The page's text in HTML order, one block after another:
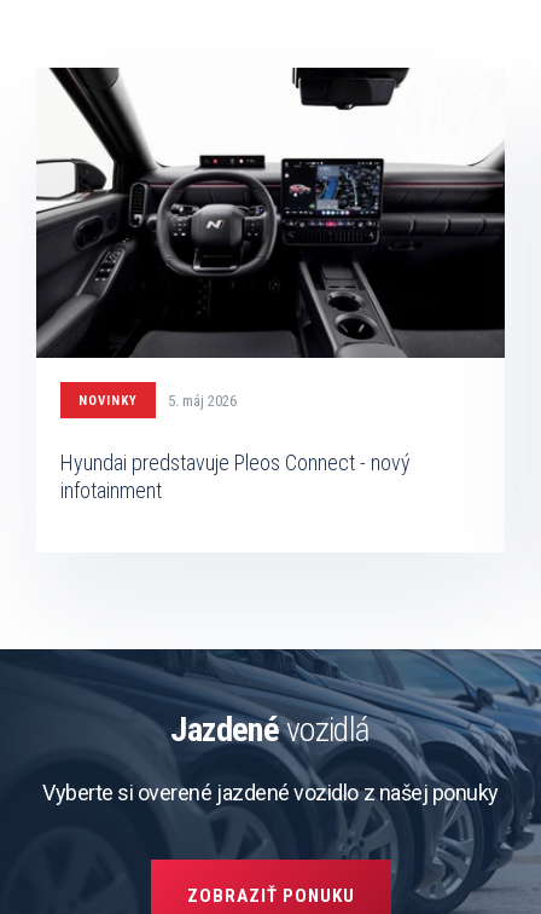
NOVINKY 5. máj 2026
Hyundai predstavuje Pleos Connect - nový
infotainment
Jazdenévozidlá
Vyberte si overené jazdené vozidlo z našej ponuky
ZOBRAZIŤ PONUKU